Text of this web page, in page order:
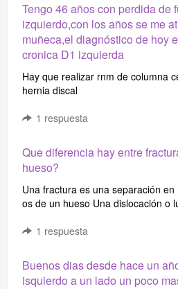
Tengo 46 años con perdida de
izquierdo,con los años se me
muñeca,el diagnóstico de hoy
cronica D1 izquierda
Hay que realizar rnm de columna
hernia discal
1 respuesta
Que diferencia hay entre
hueso?
Una fractura es una separación
os de un hueso Una dislocación o
1 respuesta
Buenos dias desde hace un
isquierdo a un lado un poco